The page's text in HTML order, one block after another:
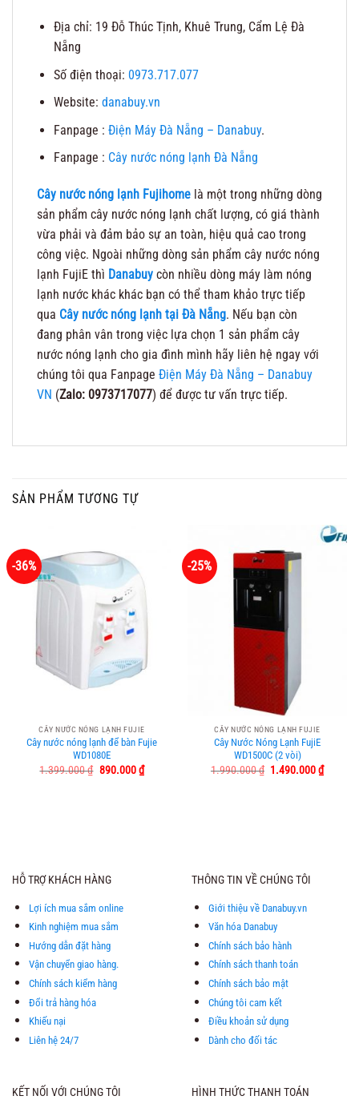
Địa chỉ: 19 Đỗ Thúc Tịnh, Khuê Trung, Cẩm Lệ Đà
Nẵng
Số điện thoại: 0973.717.077
Website: danabuy.vn
Fanpage : Điện Máy Đà Nẵng – Danabuy.
Fanpage : Cây nước nóng lạnh Đà Nẵng
Cây nước nóng lạnh Fujihome là một trong những dòng
sản phẩm cây nước nóng lạnh chất lượng, có giá thành
vừa phải và đảm bảo sự an toàn, hiệu quả cao trong
công việc. Ngoài những dòng sản phẩm cây nước nóng
lạnh FujiE thì Danabuy còn nhiều dòng máy làm nóng
lạnh nước khác khác bạn có thể tham khảo trực tiếp
qua Cây nước nóng lạnh tại Đà Nẵng. Nếu bạn còn
đang phân vân trong việc lựa chọn 1 sản phẩm cây
nước nóng lạnh cho gia đình mình hãy liên hệ ngay với
chúng tôi qua Fanpage Điện Máy Đà Nẵng – Danabuy
VN (Zalo: 0973717077) để được tư vấn trực tiếp.
SẢN PHẨM TƯƠNG TỰ
-36%
CÂY NƯỚC NÓNG LẠNH FUJIE
Cây nước nóng lạnh để bàn Fujie
WD1080E
1.399.000₫ Giá
890.000₫Giá
hiện
-25%
CÂY NƯỚC NÓNG LẠNH FUJIE
Cây Nước Nóng Lạnh FujiE
WD1500C (2 vòi)
1.990.000₫ Giá
1.490.000₫Giá
hiện
HỖ TRỢ KHÁCH HÀNG
Lợi ích mua sắm online
Kinh nghiệm mua sắm
Hướng dẫn đặt hàng
Vận chuyển giao hàng.
Chính sách kiểm hàng
Đổi trả hàng hóa
Khiếu nại
Liên hệ 24/7
THÔNG TIN VỀ CHÚNG TÔI
Giới thiệu về Danabuy.vn
Văn hóa Danabuy
Chính sách bảo hành
Chính sách thanh toán
Chính sách bảo mật
Chúng tôi cam kết
Điều khoản sử dụng
Dành cho đối tác
KẾT NỐI VỚI CHÚNG TÔI HÌNH THỨC THANH TOÁN